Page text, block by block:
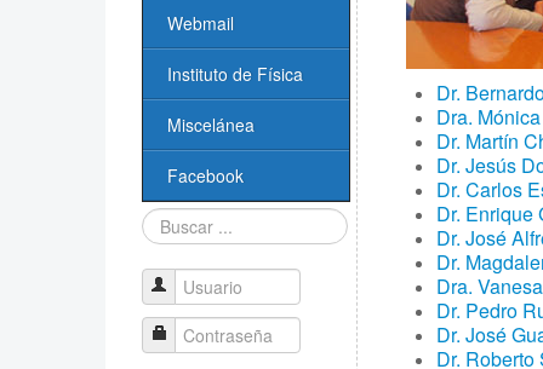
Creación de
Licenciatura
PIDE - IF
Reporte de
Calificaciones
Taller Lic. Biofísica
Evaluación CIEES
Videoconferencias
Técnicos Académicos
Infraestructura
Software Libre
Enlaces de Interés
Buscadores
Webmail
Instituto de Física
Miscelánea
Facebook
Buscar...
Usuario
Contraseña
Dr.
Dra.
Dr. Martín
Dr. Jesús
Dr. Carlos
Dr. Enrique
Dr. José
Dr.
Dra.
Dr. Pedro
Dr. José
Dr.